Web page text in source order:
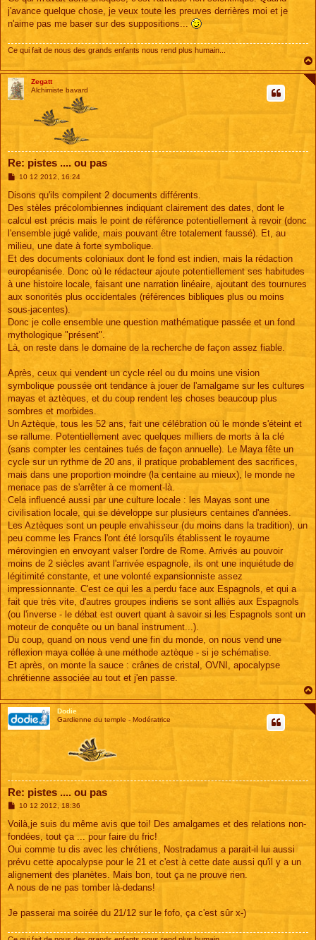
j'avance quelque chose, je veux toute les preuves derrières moi et je
n'aime pas me baser sur des suppositions...
Ce qui fait de nous des grands enfants nous rend plus humain...
Zegatt
Alchimiste bavard
Re: pistes .... ou pas
M
s
a
g
10 12 2012, 16:24
Disons qu'ils compilent 2 documents différents.
Des stèles précolombiennes indiquant clairement des dates, dont le
calcul est précis mais le point de référence potentiellement à revoir (donc
l'ensemble jugé valide, mais pouvant être totalement faussé). Et, au
milieu, une date à forte symbolique.
Et des documents coloniaux dont le fond est indien, mais la rédaction
européanisée. Donc où le rédacteur ajoute potentiellement ses habitudes
à une histoire locale, faisant une narration linéaire, ajoutant des tournures
aux sonorités plus occidentales (références bibliques plus ou moins
sous-jacentes).
Donc je colle ensemble une question mathématique passée et un fond
mythologique "présent".
Là, on reste dans le domaine de la recherche de façon assez fiable.
Après, ceux qui vendent un cycle réel ou du moins une vision
symbolique poussée ont tendance à jouer de l'amalgame sur les cultures
mayas et aztèques, et du coup rendent les choses beaucoup plus
sombres et morbides.
Un Aztèque, tous les 52 ans, fait une célébration où le monde s'éteint et
se rallume. Potentiellement avec quelques milliers de morts à la clé
(sans compter les centaines tués de façon annuelle). Le Maya fête un
cycle sur un rythme de 20 ans, il pratique probablement des sacrifices,
mais dans une proportion moindre (la centaine au mieux), le monde ne
menace pas de s'arrêter à ce moment-là.
Cela influencé aussi par une culture locale : les Mayas sont une
civilisation locale, qui se développe sur plusieurs centaines d'années.
Les Aztèques sont un peuple envahisseur (du moins dans la tradition), un
peu comme les Francs l'ont été lorsqu'ils établissent le royaume
mérovingien en envoyant valser l'ordre de Rome. Arrivés au pouvoir
moins de 2 siècles avant l'arrivée espagnole, ils ont une inquiétude de
légitimité constante, et une volonté expansionniste assez
impressionnante. C'est ce qui les a perdu face aux Espagnols, et qui a
fait que très vite, d'autres groupes indiens se sont alliés aux Espagnols
(ou l'inverse - le débat est ouvert quant à savoir si les Espagnols sont un
moteur de conquête ou un banal instrument...).
Du coup, quand on nous vend une fin du monde, on nous vend une
réflexion maya collée à une méthode aztèque - si je schématise.
Et après, on monte la sauce : crânes de cristal, OVNI, apocalypse
chrétienne associée au tout et j'en passe.
Dodie
Gardienne du temple - Modératrice
Re: pistes .... ou pas
M
s
a
g
10 12 2012, 18:36
Voilà,je suis du même avis que toi! Des amalgames et des relations non-
fondées, tout ça ... pour faire du fric!
Oui comme tu dis avec les chrétiens, Nostradamus a parait-il lui aussi
prévu cette apocalypse pour le 21 et c'est à cette date aussi qu'il y a un
alignement des planètes. Mais bon, tout ça ne prouve rien.
A nous de ne pas tomber là-dedans!
Je passerai ma soirée du 21/12 sur le fofo, ça c'est sûr x-)